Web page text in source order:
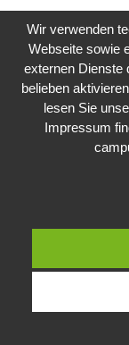
Wir verwenden
Webseite sowie
externen Dienste
belieben
lesen Sie
Impressum